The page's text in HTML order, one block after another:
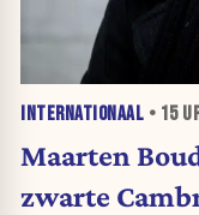
INTERNATIONAAL • 15
Maarten
zwarte